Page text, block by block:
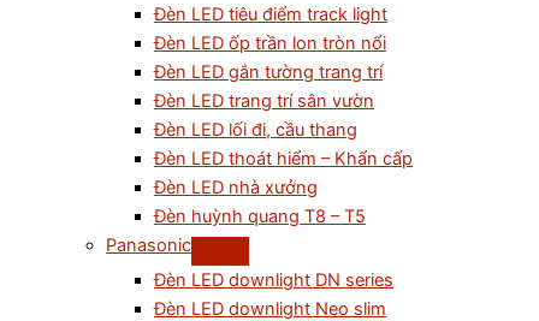
Đèn LED tiêu điểm track light
Đèn LED ốp trần lon tròn nổi
Đèn LED gắn tường trang trí
Đèn LED trang trí sân vườn
Đèn LED lối đi, cầu thang
Đèn LED thoát hiểm – Khẩn cấp
Đèn LED nhà xưởng
Đèn huỳnh quang T8 – T5
Panasonic
Đèn LED downlight DN series
Đèn LED downlight Neo slim